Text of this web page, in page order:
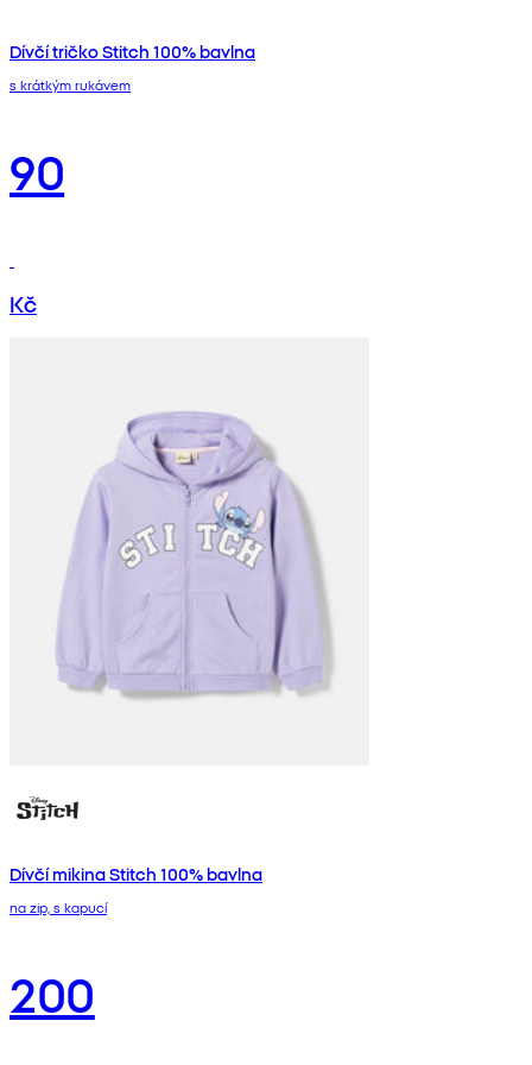
Dívčí tričko Stitch 100% bavlna
s krátkým rukávem
90
Kč
Dívčí mikina Stitch 100% bavlna
na zip, s kapucí
200